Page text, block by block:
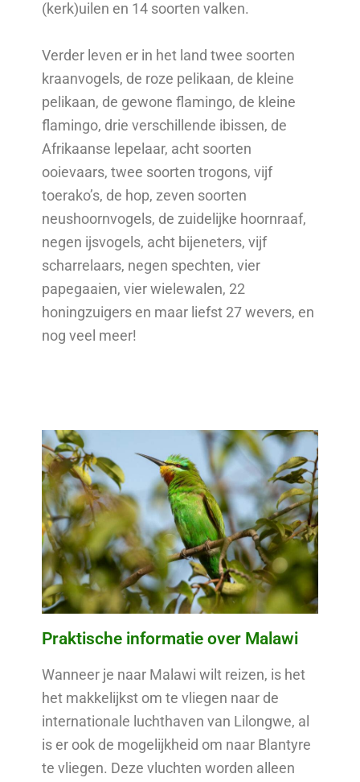
(kerk)uilen en 14 soorten valken.
Verder leven er in het land twee soorten
kraanvogels, de roze pelikaan, de kleine
pelikaan, de gewone flamingo, de kleine
flamingo, drie verschillende ibissen, de
Afrikaanse lepelaar, acht soorten
ooievaars, twee soorten trogons, vijf
toerako’s, de hop, zeven soorten
neushoornvogels, de zuidelijke hoornraaf,
negen ijsvogels, acht bijeneters, vijf
scharrelaars, negen spechten, vier
papegaaien, vier wielewalen, 22
honingzuigers en maar liefst 27 wevers, en
nog veel meer!
Praktische informatie over Malawi
Wanneer je naar Malawi wilt reizen, is het
het makkelijkst om te vliegen naar de
internationale luchthaven van Lilongwe, al
is er ook de mogelijkheid om naar Blantyre
te vliegen. Deze vluchten worden alleen